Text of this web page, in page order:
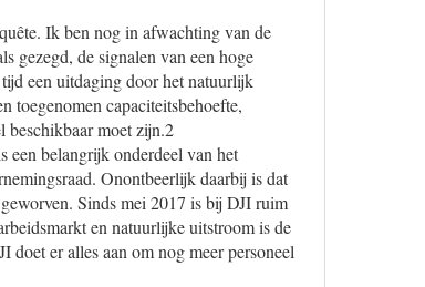
Ik ben nog in afwachting van de
gezegd, de signalen van een hoge
een uitdaging door het natuurlijk
toegenomen capaciteitsbehoefte,
beschikbaar moet zijn.2
een belangrijk onderdeel van het
Onontbeerlijk daarbij is dat
Sinds mei 2017 is bij DJI ruim
en natuurlijke uitstroom is de
doet er alles aan om nog meer personeel